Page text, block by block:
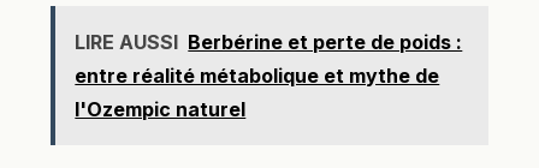
LIRE AUSSI Berbérine et perte de poids :
entre réalité métabolique et mythe de
l'Ozempic naturel